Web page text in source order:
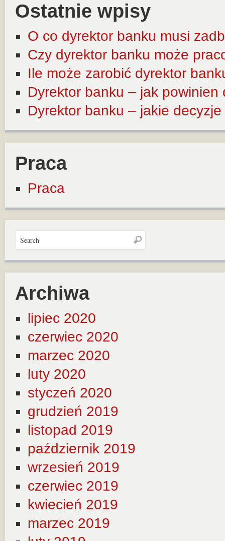
Ostatnie wpisy
O co dyrektor banku musi
Czy dyrektor banku może
Ile może zarobić dyrektor
Dyrektor banku – jak
Dyrektor banku – jakie
Praca
Praca
Archiwa
lipiec 2020
czerwiec 2020
marzec 2020
luty 2020
styczeń 2020
grudzień 2019
listopad 2019
październik 2019
wrzesień 2019
czerwiec 2019
kwiecień 2019
marzec 2019